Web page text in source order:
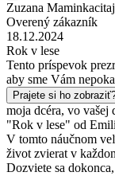
Zuzana
Overený zákazník
18.12.2024
Rok v lese
Tento príspevok
aby sme Vám
Prajete si ho
moja dcéra, vo
"Rok v lese" od
V tomto náučnom
život zvierat v
Dozviete sa